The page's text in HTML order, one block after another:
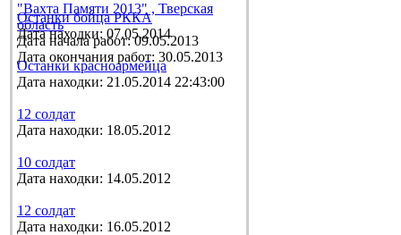
"Вахта Памяти 2013" , Тверская
область
Дата начала работ: 09.05.2013
Дата окончания работ: 30.05.2013
Останки бойца РККА
Дата находки: 07.05.2014
Останки красноармейца
Дата находки: 21.05.2014 22:43:00
12 солдат
Дата находки: 18.05.2012
10 солдат
Дата находки: 14.05.2012
12 солдат
Дата находки: 16.05.2012